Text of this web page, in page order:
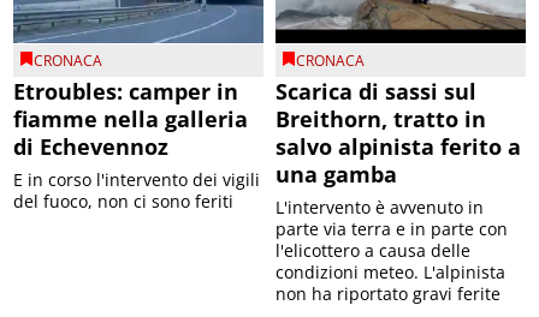
CRONACA
Etroubles: camper in
fiamme nella galleria
di Echevennoz
E in corso l'intervento dei vigili
del fuoco, non ci sono feriti
CRONACA
Scarica di sassi sul
Breithorn, tratto in
salvo alpinista ferito a
una gamba
L'intervento è avvenuto in
parte via terra e in parte con
l'elicottero a causa delle
condizioni meteo. L'alpinista
non ha riportato gravi ferite